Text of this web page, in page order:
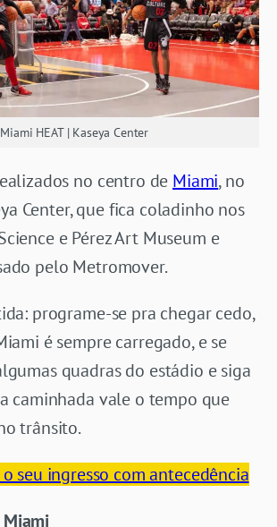
HEAT | Kaseya Center
no centro de Miami, no
Center, que fica coladinho nos
e Pérez Art Museum e
pelo Metromover.
programe-se pra chegar cedo,
é sempre carregado, e se
quadras do estádio e siga
caminhada vale o tempo que
trânsito.
seu ingresso com antecedência
Miami